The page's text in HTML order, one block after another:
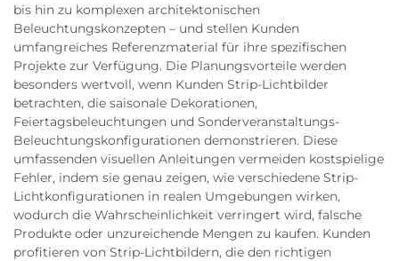
bis hin zu komplexen architektonischen
Beleuchtungskonzepten – und stellen Kunden
umfangreiches Referenzmaterial für ihre spezifischen
Projekte zur Verfügung. Die Planungsvorteile werden
besonders wertvoll, wenn Kunden Strip-Lichtbilder
betrachten, die saisonale Dekorationen,
Feiertagsbeleuchtungen und Sonderveranstaltungs-
Beleuchtungskonfigurationen demonstrieren. Diese
umfassenden visuellen Anleitungen vermeiden kostspielige
Fehler, indem sie genau zeigen, wie verschiedene Strip-
Lichtkonfigurationen in realen Umgebungen wirken,
wodurch die Wahrscheinlichkeit verringert wird, falsche
Produkte oder unzureichende Mengen zu kaufen. Kunden
profitieren von Strip-Lichtbildern, die den richtigen